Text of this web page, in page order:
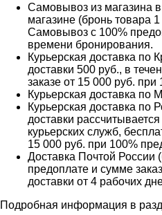
Самовывоз из магазина
магазине (бронь товара 1
Самовывоз с 100%
времени бронирования.
Курьерская доставка по
доставки 500 руб., в
заказе от 15 000 руб.
Курьерская доставка по
Курьерская доставка по
доставки
курьерских служб,
15 000 руб. при 100%
Доставка Почтой России
предоплате и сумме
доставки от 4 рабочих
Подробная информация в